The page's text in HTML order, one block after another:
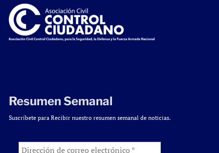
Resumen Semanal
Suscríbete para Recibir nuestro resumen semanal de noticias.